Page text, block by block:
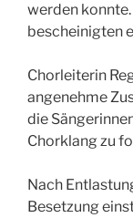
werden
bescheinigten
Chorleiterin
angenehme
die
Chorklang zu
Nach
Besetzung